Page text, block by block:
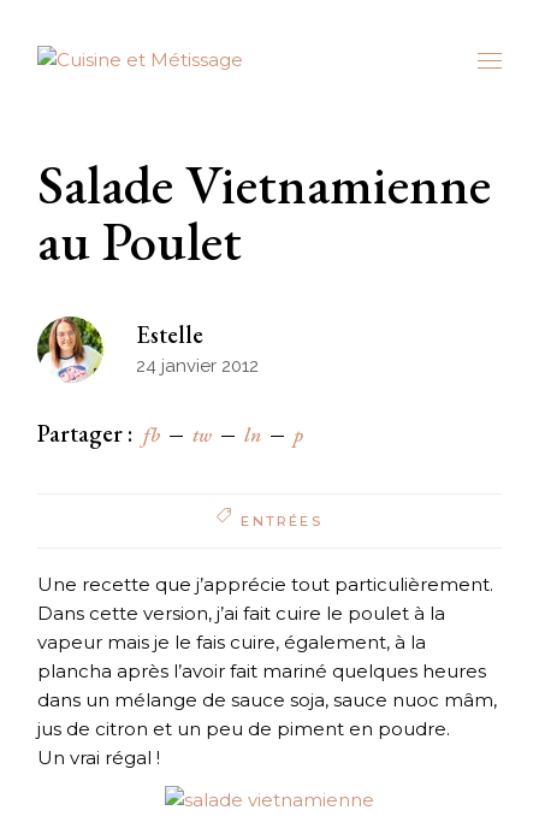
content
Salade Vietnamienne
au Poulet
Estelle
24 janvier 2012
Partager : fb tw ln p
ENTRÉES
Une recette que j’apprécie tout particulièrement.
Dans cette version, j’ai fait cuire le poulet à la
vapeur mais je le fais cuire, également, à la
plancha après l’avoir fait mariné quelques heures
dans un mélange de sauce soja, sauce nuoc mâm,
jus de citron et un peu de piment en poudre.
Un vrai régal !